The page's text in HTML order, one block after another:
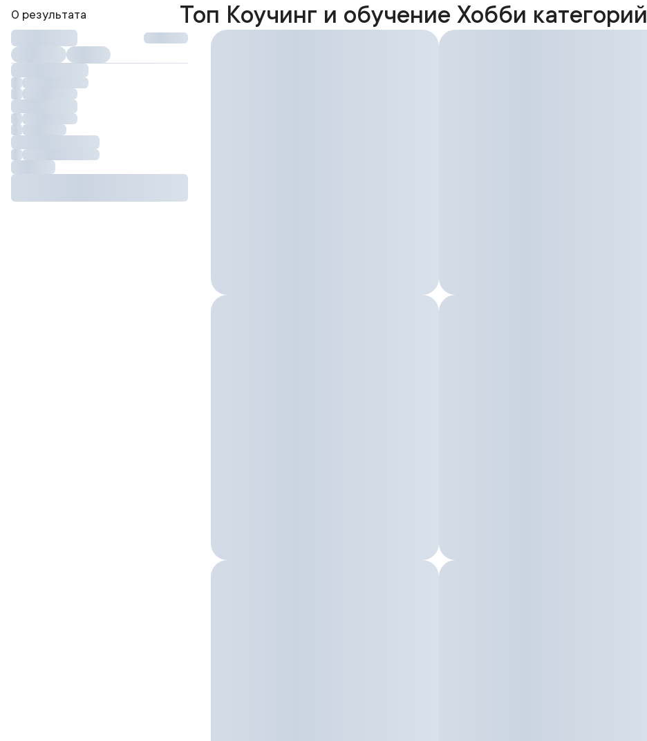
0 результата Топ Коучинг и обучение Хобби категорий